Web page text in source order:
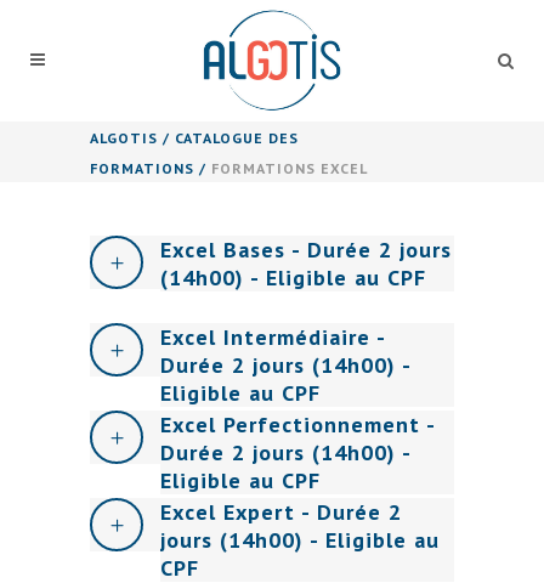
ALGOTIS / CATALOGUE DES
FORMATIONS / FORMATIONS EXCEL
Excel Bases - Durée 2 jours
(14h00) - Eligible au CPF
Excel Intermédiaire -
Durée 2 jours (14h00) -
Eligible au CPF
Excel Perfectionnement -
Durée 2 jours (14h00) -
Eligible au CPF
Excel Expert - Durée 2
jours (14h00) - Eligible au
CPF